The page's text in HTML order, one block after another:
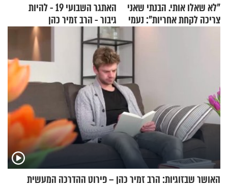
"לא שאלו אותי. הבנתי שאני
צריכה לקחת אחריות": נעמי
האתגר השבועי 19 - להיות
גיבור - הרב זמיר כהן
האושר שבזוגיות: הרב זמיר כהן – פירוט ההדרכה המעשית